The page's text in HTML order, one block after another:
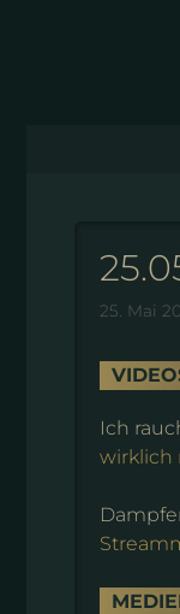
25. Mai
Ich
wirklich